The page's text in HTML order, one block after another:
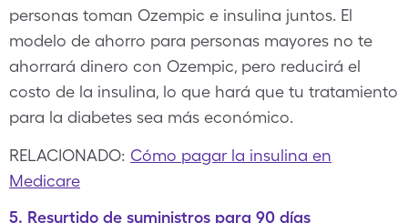
personas toman Ozempic e insulina juntos. El
modelo de ahorro para personas mayores no te
ahorrará dinero con Ozempic, pero reducirá el
costo de la insulina, lo que hará que tu tratamiento
para la diabetes sea más económico.
RELACIONADO: Cómo pagar la insulina en
Medicare
5. Resurtido de suministros para 90 días